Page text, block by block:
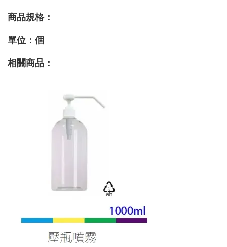
商品規格：
單位：個
相關商品 ：